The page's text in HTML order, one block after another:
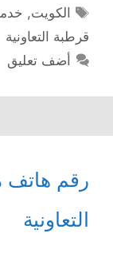
الوسوم
الكويت,
قرطبة التعاونية
أضف تعليق
رقم هاتف
التعاونية